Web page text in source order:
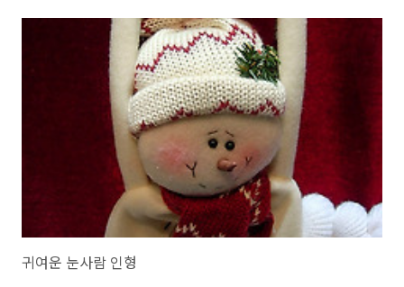
에 링크 되어있습니다.
귀여운 눈사람 인형